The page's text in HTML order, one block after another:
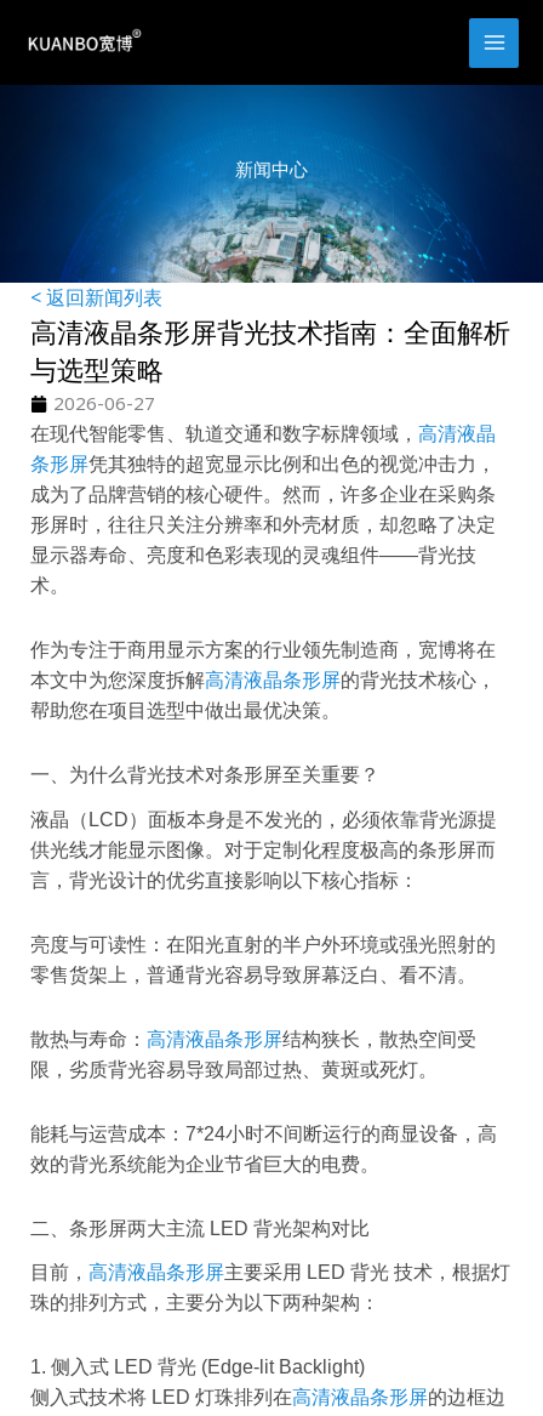
新闻中心
< 返回新闻列表
高清液晶条形屏背光技术指南：全面解析
与选型策略
2026-06-27
在现代智能零售、轨道交通和数字标牌领域， 高清液晶
条形屏凭其独特的超宽显示比例和出色的视觉冲击力，
成为了品牌营销的核心硬件。然而，许多企业在采购条
形屏时，往往只关注分辨率和外壳材质，却忽略了决定
显示器寿命、亮度和色彩表现的灵魂组件——背光技
术。
作为专注于商用显示方案的行业领先制造商，宽博将在
本文中为您深度拆解高清液晶条形屏的背光技术核心，
帮助您在项目选型中做出最优决策。
一、为什么背光技术对条形屏至关重要？
液晶（LCD）面板本身是不发光的，必须依靠背光源提
供光线才能显示图像。对于定制化程度极高的条形屏而
言，背光设计的优劣直接影响以下核心指标：
亮度与可读性：在阳光直射的半户外环境或强光照射的
零售货架上，普通背光容易导致屏幕泛白、看不清。
散热与寿命： 高清液晶条形屏结构狭长，散热空间受
限，劣质背光容易导致局部过热、黄斑或死灯。
能耗与运营成本：7*24小时不间断运行的商显设备，高
效的背光系统能为企业节省巨大的电费。
二、条形屏两大主流 LED 背光架构对比
目前， 高清液晶条形屏主要采用 LED 背光 技术，根据灯
珠的排列方式，主要分为以下两种架构：
1. 侧入式 LED 背光 (Edge-lit Backlight)
侧入式技术将 LED 灯珠排列在高清液晶条形屏的边框边